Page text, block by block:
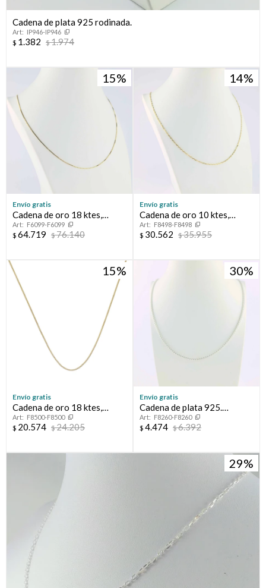
Cadena de plata 925 rodinada.
IP946-IP946
$ 1.382 $1.974
15
Envío gratis
Cadena de oro 18 ktes,
GRUMETTE.
F6099-F6099
$ 64.719 $76.140
14
Envío gratis
Cadena de oro 10 ktes,
FORCET.
F8498-F8498
$ 30.562 $35.955
15
Envío gratis
Cadena de oro 18 ktes,
GRUMETTE.
F8500-F8500
$ 20.574 $24.205
30
Envío gratis
Cadena de plata 925.
Modelo espiga.
F8260-F8260
$ 4.474 $6.392
29
Compromiso